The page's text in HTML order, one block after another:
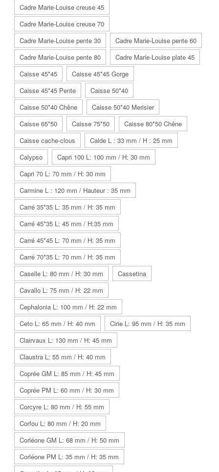
Cadre Marie-Louise creuse 45
Cadre Marie-Louise creuse 70
Cadre Marie-Louise pente 30
Cadre Marie-Louise pente 60
Cadre Marie-Louise pente 80
Cadre Marie-Louise plate 45
Caisse 45*45
Caisse 45*45 Gorge
Caisse 45*45 Pente
Caisse 50*40
Caisse 50*40 Chêne
Caisse 50*40 Merisier
Caisse 65*50
Caisse 75*50
Caisse 80*50 Chêne
Caisse cache-clous
Calde L : 33 mm / H : 25 mm
Calypso
Capri 100 L: 100 mm / H: 30 mm
Capri 70 L: 70 mm / H: 30 mm
Carmine L : 120 mm / Hauteur : 35 mm
Carré 35*35 L: 35 mm / H: 35 mm
Carré 45*35 L: 45 mm / H:35 mm
Carré 45*45 L: 70 mm / H: 35 mm
Carré 70*35 L: 70 mm / H: 35 mm
Caselle L: 80 mm / H: 30 mm
Cassetina
Cavallo L: 75 mm / H: 22 mm
Cephalonia L: 100 mm / H: 22 mm
Ceto L: 65 mm / H: 40 mm
Cirie L: 95 mm / H: 35 mm
Clairvaux L: 130 mm / H: 45 mm
Claustra L: 55 mm / H: 40 mm
Coprée GM L: 85 mm / H: 45 mm
Coprée PM L: 60 mm / H: 30 mm
Corcyre L: 80 mm / H: 55 mm
Corfou L: 80 mm / H: 20 mm
Corléone GM L: 68 mm / H: 50 mm
Corléone PM L: 35 mm / H: 35 mm